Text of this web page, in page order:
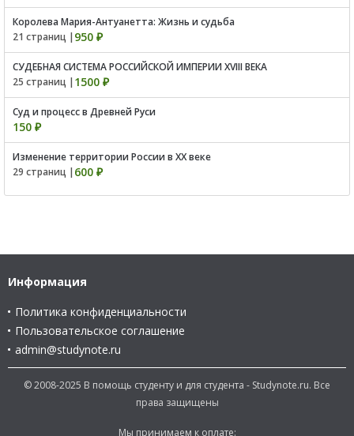
Королева Мария-Антуанетта: Жизнь и судьба
21 страниц | 950 ₽
СУДЕБНАЯ СИСТЕМА РОССИЙСКОЙ ИМПЕРИИ XVIII ВЕКА
25 страниц | 1500 ₽
Суд и процесс в Древней Руси
150 ₽
Изменение территории России в XX веке
29 страниц | 600 ₽
Информация
Политика конфиденциальности
Пользовательское соглашение
admin@studynote.ru
© 2008-2025 В помощь студенту и для студента - Studynote.ru. Все
права защищены
Мы принимаем к оплате: